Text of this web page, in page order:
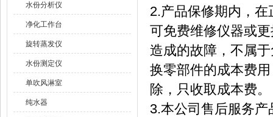
水份分析仪
净化工作台
旋转蒸发仪
水份测定仪
单吹风淋室
纯水器
2.产品保修期内，
可免费维修仪器或
造成的故障，不属
换零部件的成本费
除，只收取成本费。
3.本公司售后服务